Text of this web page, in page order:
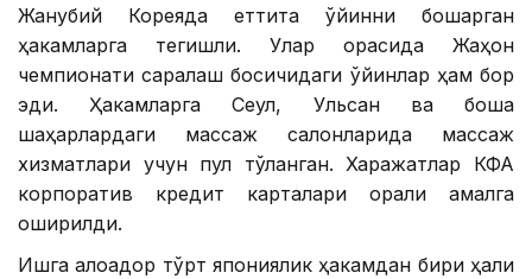
Жанубий Кореяда еттита ўйинни бошқарган
ҳакамларга тегишли. Улар орасида Жаҳон
чемпионати саралаш босқичидаги ўйинлар ҳам бор
эди. Ҳакамларга Сеул, Ульсан ва бошқа
шаҳарлардаги массаж салонларида массаж
хизматлари учун пул тўланган. Харажатлар КФА
корпоратив кредит карталари орқали амалга
оширилди.
Ишга алоқадор тўрт япониялик ҳакамдан бири ҳали